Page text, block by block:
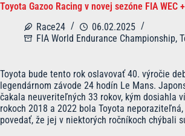
Toyota Gazoo Racing v novej sezóne FIA WEC
Race24
06.02.2025
FIA World Endurance Championship,
Toyota bude tento rok oslavovať 40. výročie
legendárnom závode 24 hodín Le Mans.
čakala neuveriteľných 33 rokov, kým dosiahla
rokoch 2018 a 2022 bola Toyota
povedať, že jej v niektorých ročníkoch chýbali